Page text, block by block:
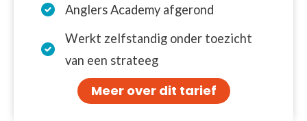
Anglers Academy afgerond
Werkt zelfstandig onder toezicht
van een strateeg
Meer over dit tarief